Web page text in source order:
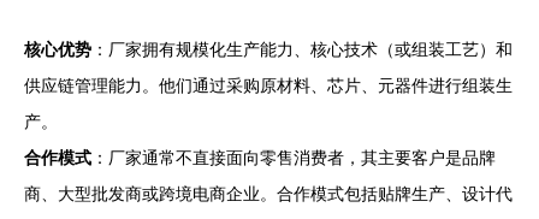
核心优势 ：厂家拥有规模化生产能力、核心技术（或组装工艺）和
供应链管理能力。他们通过采购原材料、芯片、元器件进行组装生
产。
合作模式 ：厂家通常不直接面向零售消费者，其主要客户是品牌
商、大型批发商或跨境电商企业。合作模式包括贴牌生产、设计代